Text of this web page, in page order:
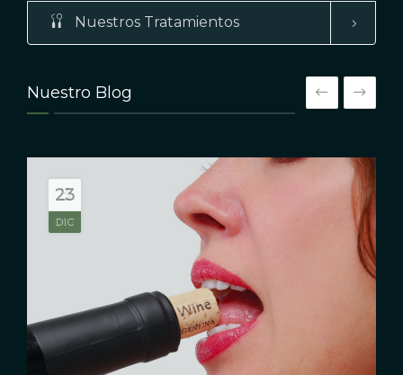
Nuestros Tratamientos
Nuestro Blog
3
OCT